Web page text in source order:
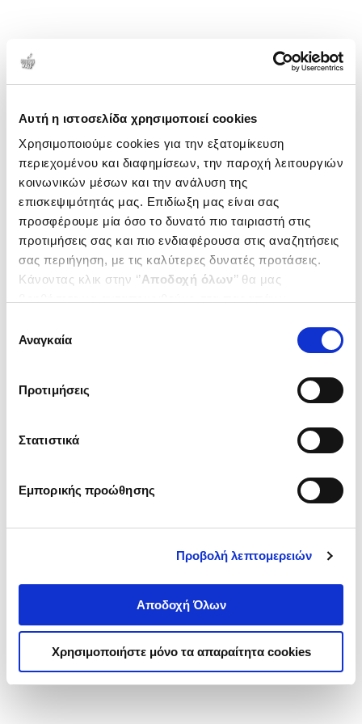
Αυτή η ιστοσελίδα χρησιμοποιεί cookies
Χρησιμοποιούμε cookies για την εξατομίκευση
περιεχομένου και διαφημίσεων, την παροχή λειτουργιών
κοινωνικών μέσων και την ανάλυση της
επισκεψιμότητάς μας. Επιδίωξη μας είναι σας
προσφέρουμε μία όσο το δυνατό πιο ταιριαστή στις
προτιμήσεις σας και πιο ενδιαφέρουσα στις αναζητήσεις
σας περιήγηση, με τις καλύτερες δυνατές προτάσεις.
Κάνοντας κλικ στην ‘’Αποδοχή όλων’’ θα μας
ενδιαφέρουν και να επιλέξετε από τα παρακάτω με την
΄΄και να ενημερωθείτε σχετικά με
συγκατάθεσης
Αναγκαία
Προτιμήσεις
Στατιστικά
Εμπορικής προώθησης
Προβολή λεπτομερειών
Αποδοχή Όλων
Χρησιμοποιήστε μόνο τα απαραίτητα cookies